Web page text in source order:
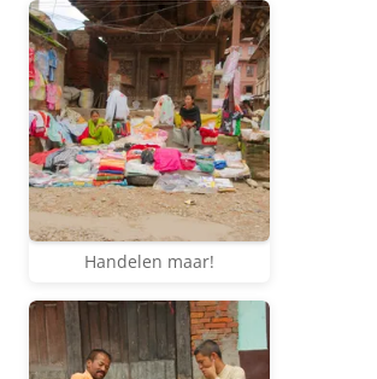
Handelen maar!